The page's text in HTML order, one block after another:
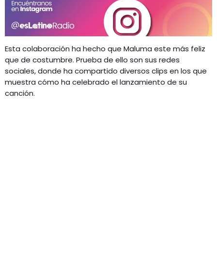
Esta colaboración ha hecho que Maluma este más feliz
que de costumbre. Prueba de ello son sus redes
sociales, donde ha compartido diversos clips en los que
muestra cómo ha celebrado el lanzamiento de su
canción.